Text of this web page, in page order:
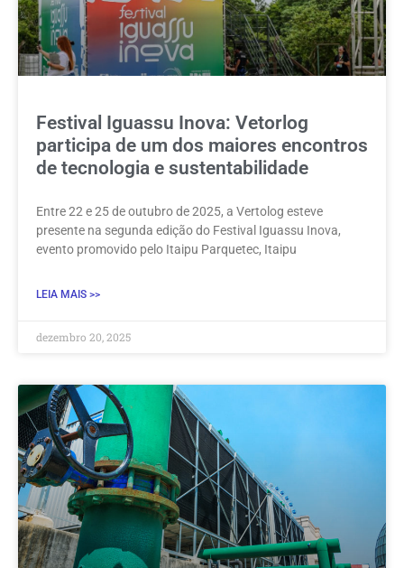
Festival Iguassu Inova: Vetorlog
participa de um dos maiores encontros
de tecnologia e sustentabilidade
Entre 22 e 25 de outubro de 2025, a Vertolog esteve
presente na segunda edição do Festival Iguassu Inova,
evento promovido pelo Itaipu Parquetec, Itaipu
LEIA MAIS >>
dezembro 20, 2025